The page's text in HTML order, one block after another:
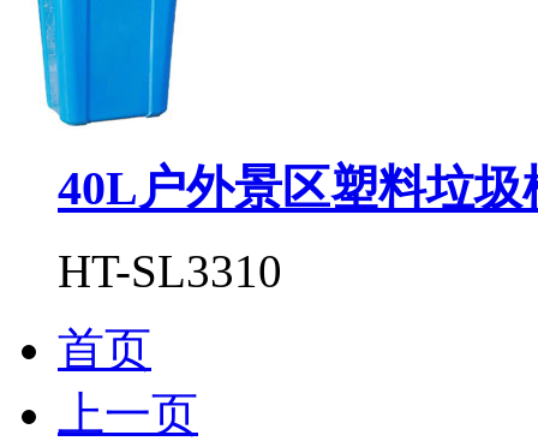
40L户外景区塑料垃圾
HT-SL3310
首页
上一页